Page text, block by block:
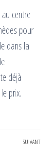
centre
pour
dans la
déjà
prix.
SUIVANT